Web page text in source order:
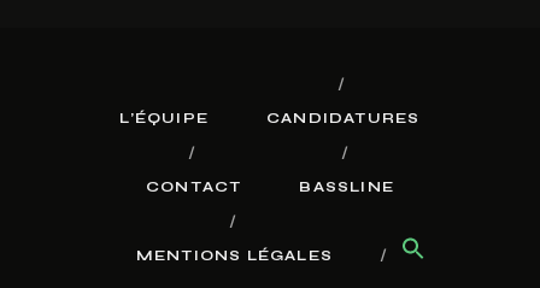
L’ÉQUIPE CANDIDATURES
CONTACT BASSLINE
MENTIONS LÉGALES